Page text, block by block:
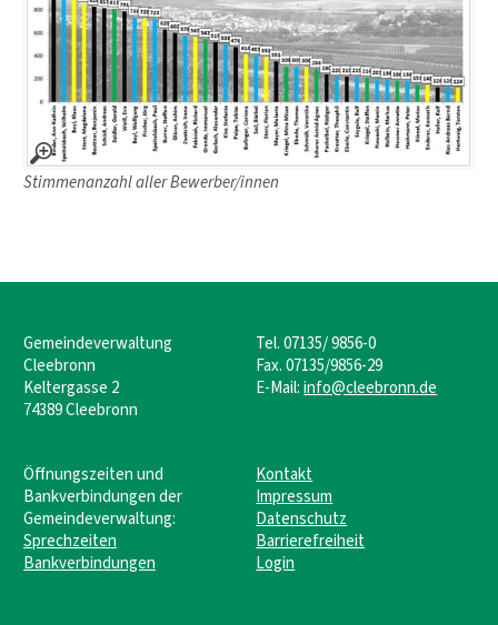
Stimmenanzahl aller Bewerber/innen
Gemeindeverwaltung
Cleebronn
Keltergasse 2
74389 Cleebronn
Tel. 07135/ 9856-0
Fax. 07135/9856-29
E-Mail:info@cleebronn.de
Öffnungszeiten und
Bankverbindungen der
Gemeindeverwaltung:
Sprechzeiten
Bankverbindungen
Kontakt
Impressum
Datenschutz
Barrierefreiheit
Login